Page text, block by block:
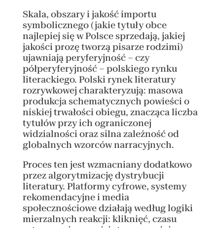
Skala, obszary i jakość importu
symbolicznego (jakie tytuły obce
najlepiej się w Polsce sprzedają, jakiej
jakości prozę tworzą pisarze rodzimi)
ujawniają peryferyjność – czy
półperyferyjność – polskiego rynku
literackiego. Polski rynek literatury
rozrywkowej charakteryzują: masowa
produkcja schematycznych powieści o
niskiej trwałości obiegu, znacząca liczba
tytułów przy ich ograniczonej
widzialności oraz silna zależność od
globalnych wzorców narracyjnych.
Proces ten jest wzmacniany dodatkowo
przez algorytmizację dystrybucji
literatury. Platformy cyfrowe, systemy
rekomendacyjne i media
społecznościowe działają według logiki
mierzalnych reakcji: kliknięć, czasu